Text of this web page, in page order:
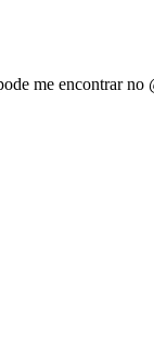
me encontrar